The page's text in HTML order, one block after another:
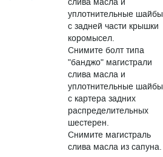
уплотнительные шайбы
с задней части крышки
коромысел.
Снимите болт типа
"банджо" магистрали
слива масла и
уплотнительные шайбы
с картера задних
распределительных
шестерен.
Снимите магистраль
слива масла из сапуна.